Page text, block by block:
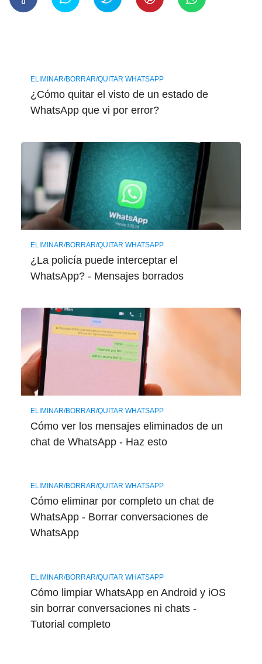
ELIMINAR/BORRAR/QUITAR WHATSAPP
¿Cómo quitar el visto de un estado de
WhatsApp que vi por error?
ELIMINAR/BORRAR/QUITAR WHATSAPP
¿La policía puede interceptar el
WhatsApp? - Mensajes borrados
ELIMINAR/BORRAR/QUITAR WHATSAPP
Cómo ver los mensajes eliminados de un
chat de WhatsApp - Haz esto
ELIMINAR/BORRAR/QUITAR WHATSAPP
Cómo eliminar por completo un chat de
WhatsApp - Borrar conversaciones de
WhatsApp
ELIMINAR/BORRAR/QUITAR WHATSAPP
Cómo limpiar WhatsApp en Android y iOS
sin borrar conversaciones ni chats -
Tutorial completo